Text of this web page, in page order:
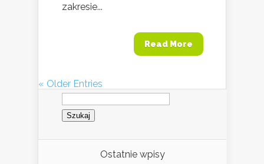
zakresie...
Read More
« Older Entries
Szukaj:
Ostatnie wpisy